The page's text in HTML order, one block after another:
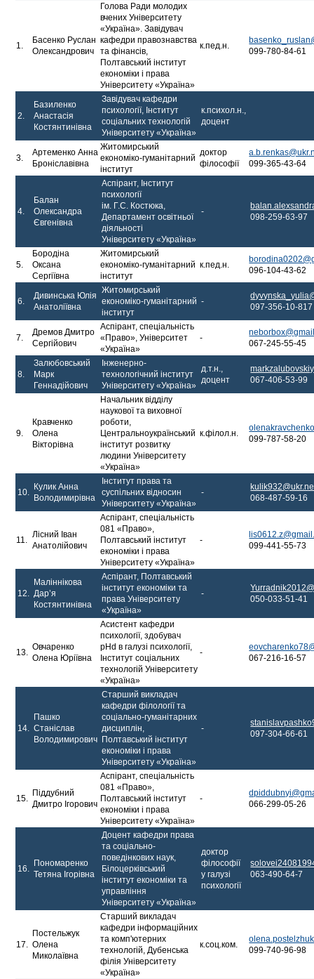
1.
Басенко Руслан
Олександрович
Голова Ради молодих
вчених Університету
«Україна». Завідувач
кафедри правознавства
та фінансів,
Полтавський інститут
економіки і права
Університету «Україна»
к.пед.н.
099-780-84-61
2.
Базиленко
Анастасія
Костянтинівна
Завідувач кафедри
психології, Інститут
соціальних технологій
Університету «Україна»
к.психол.н.,
доцент
3.
Артеменко Анна
Броніславівна
Житомирський
економіко-гуманітарний
інститут
доктор
філософії
099-365-43-64
4.
Балан
Олександра
Євгенівна
Аспірант, Інститут
психології
ім. Г.С. Костюка,
Департамент освітньої
діяльності
Університету «Україна»
-
098-259-63-97
5.
Бородіна
Оксана
Сергіївна
Житомирський
економіко-гуманітарний
інститут
к.пед.н.
096-104-43-62
6.
Дивинська Юлія
Анатоліївна
Житомирський
економіко-гуманітарний
інститут
-
097-356-10-817
7.
Дремов Дмитро
Сергійович
Аспірант, спеціальність
«Право», Університет
«Україна»
-
067-245-55-45
8.
Залюбовський
Марк
Геннадійович
Інженерно-
технологічний інститут
Університету «Україна»
д.т.н.,
доцент
067-406-53-99
9.
Кравченко
Олена
Вікторівна
Начальник відділу
наукової та виховної
роботи,
Центральноукраїнський
інститут розвитку
людини Університету
«Україна»
к.філол.н.
099-787-58-20
10.
Кулик Анна
Володимирівна
Інститут права та
суспільних відносин
Університету «Україна»
-
068-487-59-16
11.
Лісний Іван
Анатолійович
Аспірант, спеціальність
081 «Право»,
Полтавський інститут
економіки і права
Університету «Україна»
-
099-441-55-73
12.
Маліннікова
Дарʼя
Костянтинівна
Аспірант, Полтавський
інститут економіки та
права Університету
«Україна»
-
050-033-51-41
13.
Овчаренко
Олена Юріївна
Асистент кафедри
психології, здобувач
pHd в галузі психології,
Інститут соціальних
технологій Університету
«Україна»
-
067-216-16-57
14.
Пашко
Станіслав
Володимирович
Старший викладач
кафедри філології та
соціально-гуманітарних
дисциплін,
Полтавський інститут
економіки і права
Університету «Україна»
-
097-304-66-61
15.
Піддубний
Дмитро Ігорович
Аспірант, спеціальність
081 «Право»,
Полтавський інститут
економіки і права
Університету «Україна»
-
066-299-05-26
16.
Пономаренко
Тетяна Ігорівна
Доцент кафедри права
та соціально-
поведінкових наук,
Білоцерківський
інститут економіки та
управління
Університету «Україна»
доктор
філософії
у галузі
психології
063-490-64-7
17.
Постельжук
Олена
Миколаївна
Старший викладач
кафедри інформаційних
та комп'ютерних
технологій, Дубенська
філія Університету
«Україна»
к.соц.ком.
099-740-96-98